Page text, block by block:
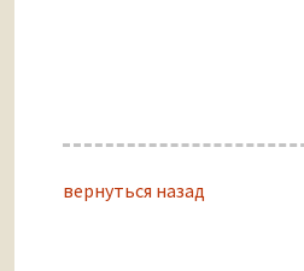
вернуться назад